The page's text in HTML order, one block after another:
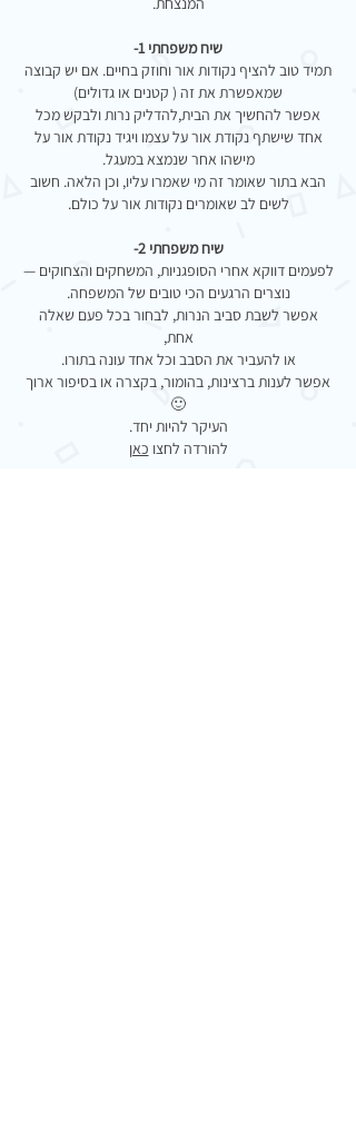
שיח משפחתי 1-
תמיד טוב להציף נקודות אור וחוזק בחיים. אם יש קבוצה
שמאפשרת את זה ( קטנים או גדולים)
אפשר להחשיך את הבית,להדליק נרות ולבקש מכל
אחד שישתף נקודת אור על עצמו ויגיד נקודת אור על
מישהו אחר שנמצא במעגל.
הבא בתור שאומר זה מי שאמרו עליו, וכן הלאה. חשוב
לשים לב שאומרים נקודות אור על כולם.
שיח משפחתי 2-
לפעמים דווקא אחרי הסופגניות, המשחקים והצחוקים —
נוצרים הרגעים הכי טובים של המשפחה.
אפשר לשבת סביב הנרות, לבחור בכל פעם שאלה
אחת,
או להעביר את הסבב וכל אחד עונה בתורו.
אפשר לענות ברצינות, בהומור, בקצרה או בסיפור ארוך
🙂
העיקר להיות יחד.
להורדה לחצו כאן